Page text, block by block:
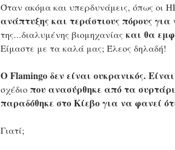
Όταν ακόμα και υπερδυνάμεις, όπως οι
ανάπτυξης και τεράστιους πόρους
της...διαλυμένης βιομηχανίας και θα
Είμαστε με τα καλά μας; Έλεος δηλαδή!
Ο Flamingo δεν είναι ουκρανικός.
σχέδιο που ανασύρθηκε από τα
παραδόθηκε στο Κίεβο για να φανεί
Γιατί;